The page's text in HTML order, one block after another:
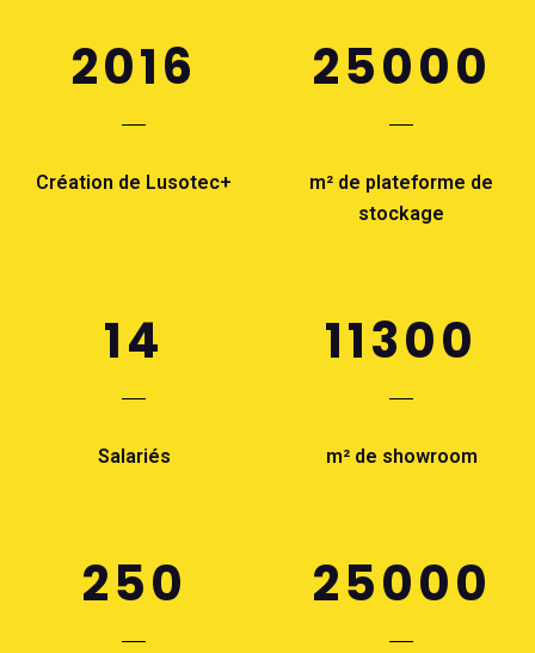
2016
Création de Lusotec+
25000
m² de plateforme de
stockage
14
Salariés
11300
m² de showroom
250 25000